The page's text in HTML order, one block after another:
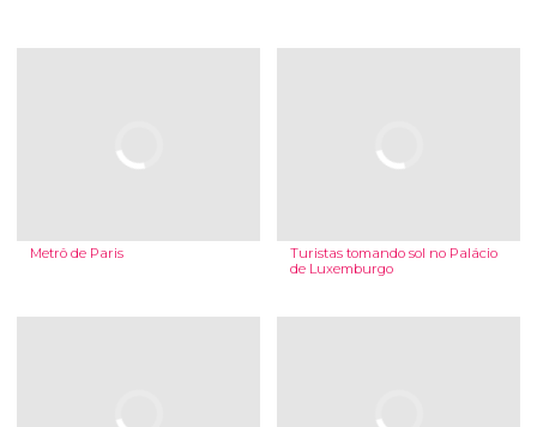
Metrô de Paris
Turistas tomando sol no Palácio
de Luxemburgo